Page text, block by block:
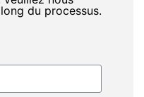
du processus.